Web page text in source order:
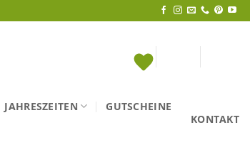
JAHRESZEITEN
GUTSCHEINE
KONTAKT